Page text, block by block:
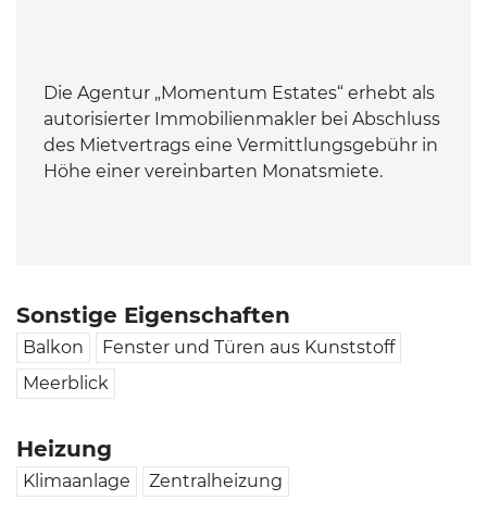
Die Agentur „Momentum Estates“ erhebt als
autorisierter Immobilienmakler bei Abschluss
des Mietvertrags eine Vermittlungsgebühr in
Höhe einer vereinbarten Monatsmiete.
Sonstige Eigenschaften
Balkon
Fenster und Türen aus Kunststoff
Meerblick
Heizung
Klimaanlage Zentralheizung